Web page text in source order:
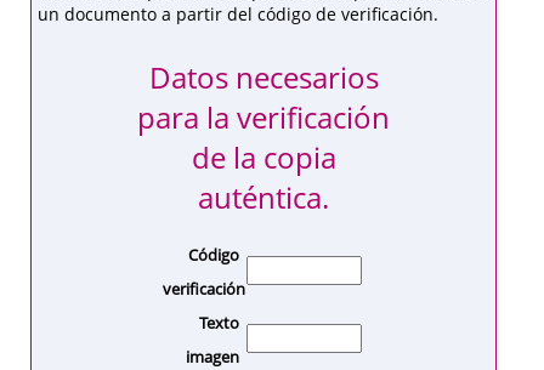
un documento a partir del código de verificación.
Datos necesarios
para la verificación
de la copia
auténtica.
Código
verificación
Texto
imagen